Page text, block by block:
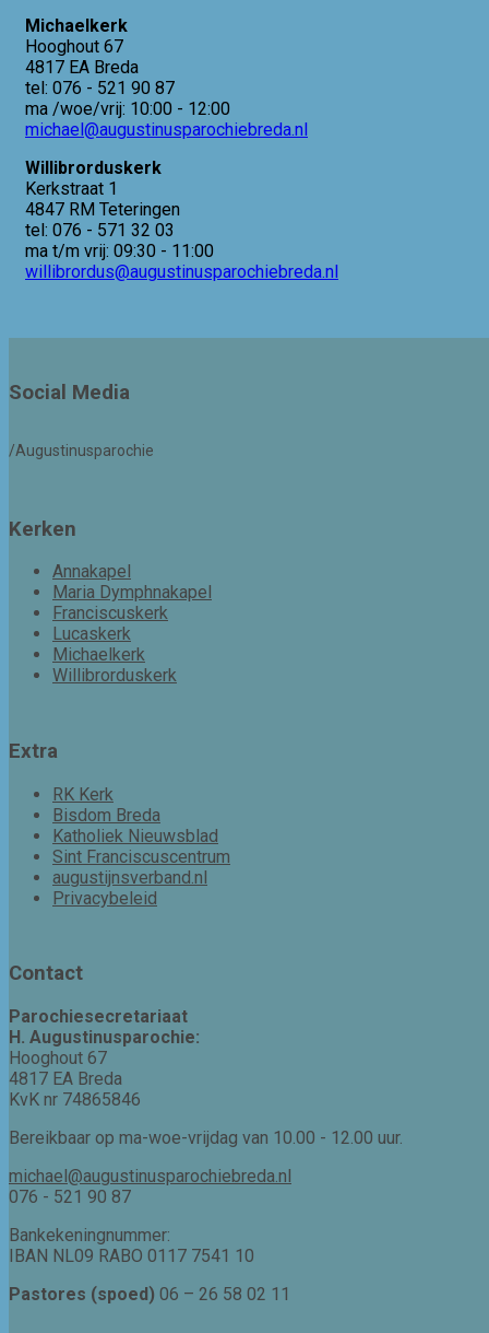
Michaelkerk
Hooghout 67
4817 EA Breda
tel: 076 - 521 90 87
ma /woe/vrij: 10:00 - 12:00
michael@augustinusparochiebreda.nl
Willibrorduskerk
Kerkstraat 1
4847 RM Teteringen
tel: 076 - 571 32 03
ma t/m vrij: 09:30 - 11:00
willibrordus@augustinusparochiebreda.nl
Social Media
/Augustinusparochie
Kerken
Annakapel
Maria Dymphnakapel
Franciscuskerk
Lucaskerk
Michaelkerk
Willibrorduskerk
Extra
RK Kerk
Bisdom Breda
Katholiek Nieuwsblad
Sint Franciscuscentrum
augustijnsverband.nl
Privacybeleid
Contact
Parochiesecretariaat
H. Augustinusparochie:
Hooghout 67
4817 EA Breda
KvK nr 74865846
Bereikbaar op ma-woe-vrijdag van 10.00 - 12.00 uur.
michael@augustinusparochiebreda.nl
076 - 521 90 87
Bankekeningnummer:
IBAN NL09 RABO 0117 7541 10
Pastores (spoed) 06 – 26 58 02 11